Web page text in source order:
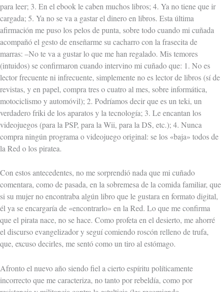
para leer; 3. En el ebook le caben muchos libros; 4. Ya no tiene que ir
cargada; 5. Ya no se va a gastar el dinero en libros. Esta última
afirmación me puso los pelos de punta, sobre todo cuando mi cuñada
acompañó el gesto de enseñarme su cacharro con la frasecita de
marras: –No te va a gustar lo que me han regalado. Mis temores
(intuidos) se confirmaron cuando intervino mi cuñado que: 1. No es
lector frecuente ni infrecuente, simplemente no es lector de libros (sí de
revistas, y en papel, compra tres o cuatro al mes, sobre informática,
motociclismo y automóvil); 2. Podríamos decir que es un teki, un
verdadero friki de los aparatos y la tecnología; 3. Le encantan los
videojuegos (para la PSP, para la Wii, para la DS, etc.); 4. Nunca
compra ningún programa o videojuego original: se los «baja» todos de
la Red o los piratea.
Con estos antecedentes, no me sorprendió nada que mi cuñado
comentara, como de pasada, en la sobremesa de la comida familiar, que
si su mujer no encontraba algún libro que le gustara en formato digital,
él ya se encargaría de «encontrarlo» en la Red. Lo que me confirma
que el pirata nace, no se hace. Como profeta en el desierto, me ahorré
el discurso evangelizador y seguí comiendo roscón relleno de trufa,
que, excuso decirles, me sentó como un tiro al estómago.
Afronto el nuevo año siendo fiel a cierto espíritu políticamente
incorrecto que me caracteriza, no tanto por rebeldía, como por